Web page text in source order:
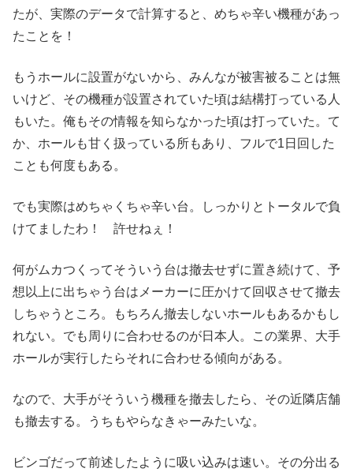
たが、実際のデータで計算すると、めちゃ辛い機種があっ
たことを！
もうホールに設置がないから、みんなが被害被ることは無
いけど、その機種が設置されていた頃は結構打っている人
もいた。俺もその情報を知らなかった頃は打っていた。て
か、ホールも甘く扱っている所もあり、フルで1日回した
ことも何度もある。
でも実際はめちゃくちゃ辛い台。しっかりとトータルで負
けてましたわ！ 許せねぇ！
何がムカつくってそういう台は撤去せずに置き続けて、予
想以上に出ちゃう台はメーカーに圧かけて回収させて撤去
しちゃうところ。もちろん撤去しないホールもあるかもし
れない。でも周りに合わせるのが日本人。この業界、大手
ホールが実行したらそれに合わせる傾向がある。
なので、大手がそういう機種を撤去したら、その近隣店舗
も撤去する。うちもやらなきゃーみたいな。
ビンゴだって前述したように吸い込みは速い。その分出る